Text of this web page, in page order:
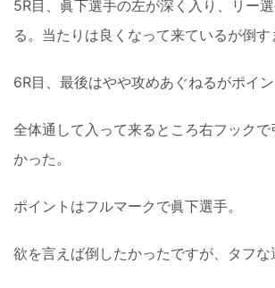
5R目、眞下選手の左が深く入り、リー
る。当たりは良くなって来ているが倒す
6R目、最後はやや攻めあぐねるがポイン
全体通して入って来るところ右フックで
かった。
ポイントはフルマークで眞下選手。
欲を言えば倒したかったですが、タフな